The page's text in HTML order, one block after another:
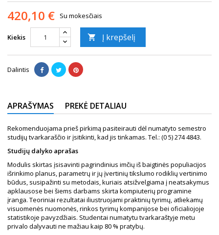
420,10 € Su mokesčiais
Kiekis  Į krepšelį
Dalintis
APRAŠYMAS PREKĖ DETALIAU
Rekomenduojama prieš pirkimą pasiteirauti dėl numatyto semestro
studijų tvarkaraščio ir įsitikinti, kad jis tinkamas. Tel.: (0 5) 274 4843.
Studijų dalyko aprašas
Modulis skirtas įsisavinti pagrindinius imčių iš baigtinės populiacijos
išrinkimo planus, parametrų ir jų įvertinių tikslumo rodiklių vertinimo
būdus, susipažinti su metodais, kuriais atsižvelgiama į neatsakymus
apklausose bei šiems darbams skirta kompiuterių programine
įranga. Teoriniai rezultatai iliustruojami praktinių tyrimų, atliekamų
visuomenės nuomonės, rinkos tyrimų kompanijose bei oficialiojoje
statistikoje pavyzdžiais. Studentai numatytu tvarkaraštyje metu
privalo dalyvauti ne mažiau kaip 80 % pratybų.